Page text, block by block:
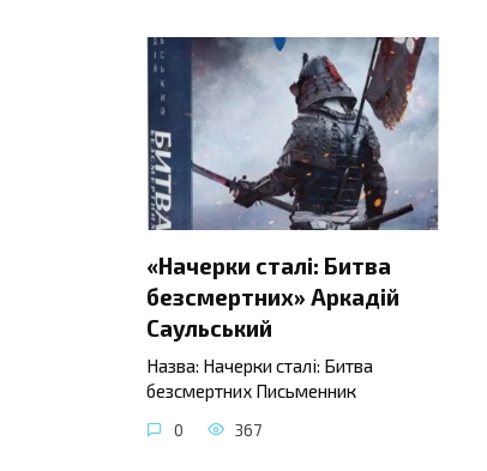
«Начерки сталі: Битва
безсмертних» Аркадій
Саульський
Назва: Начерки сталі: Битва
безсмертних Письменник
0 367